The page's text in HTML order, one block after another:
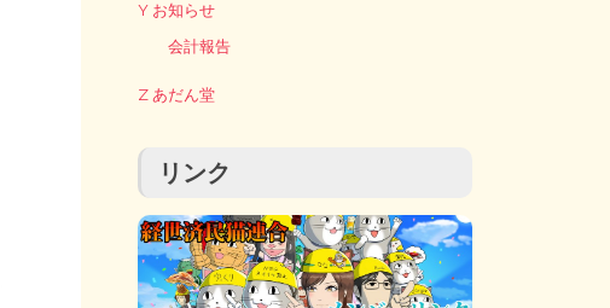
Y お知らせ
会計報告
Z あだん堂
リンク